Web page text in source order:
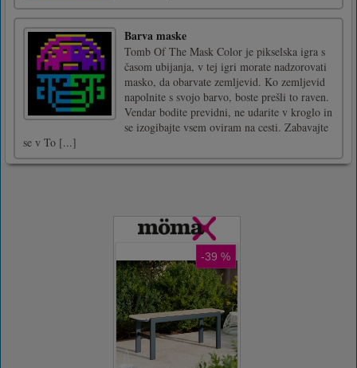
Barva maske
Tomb Of The Mask Color je pikselska igra s
časom ubijanja, v tej igri morate nadzorovati
masko, da obarvate zemljevid. Ko zemljevid
napolnite s svojo barvo, boste prešli to raven.
Vendar bodite previdni, ne udarite v kroglo in
se izogibajte vsem oviram na cesti. Zabavajte
se v To [...]